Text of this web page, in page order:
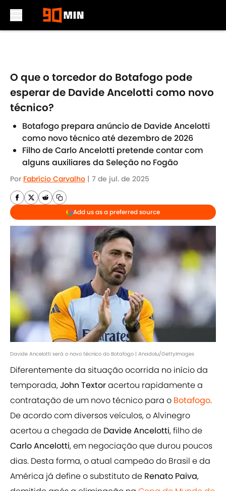
O que o torcedor do Botafogo pode
esperar de Davide Ancelotti como novo
técnico?
Botafogo prepara anúncio de Davide Ancelotti
como novo técnico até dezembro de 2026
Filho de Carlo Ancelotti pretende contar com
alguns auxiliares da Seleção no Fogão
Por Fabrício Carvalho | 7 de jul. de 2025
Add us as a preferred source
Davide Ancelotti será o novo técnico do Botafogo | Anadolu/GettyImages
Diferentemente da situação ocorrida no início da
temporada,John Textoracertou rapidamente a
contratação de um novo técnico para o Botafogo.
De acordo com diversos veículos, o Alvinegro
acertou a chegada de Davide Ancelotti, filho de
Carlo Ancelotti, em negociação que durou poucos
dias. Desta forma, o atual campeão do Brasil e da
América já define o substituto de Renato Paiva,